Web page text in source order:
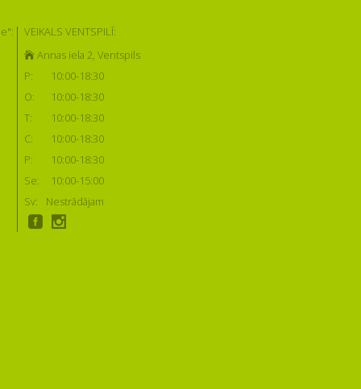
VEIKALS VENTSPILĪ:
Annas iela 2, Ventspils
P:
10:00-18:30
O:
10:00-18:30
T:
10:00-18:30
C:
10:00-18:30
P:
10:00-18:30
Se:
10:00-15:00
Sv:
Nestrādājam